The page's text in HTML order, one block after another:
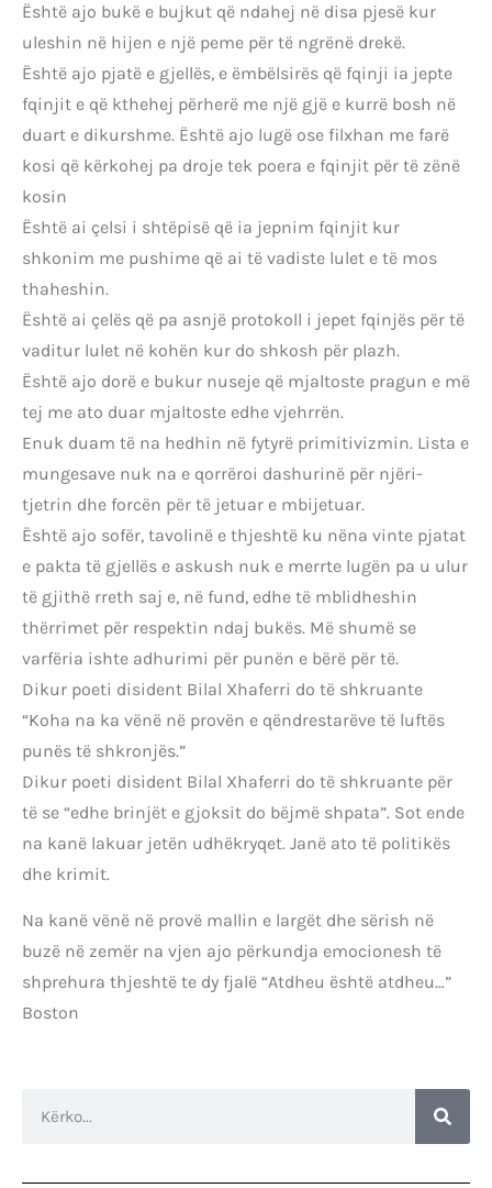
Është ajo bukë e bujkut që ndahej në disa pjesë kur
uleshin në hijen e një peme për të ngrënë drekë.
Është ajo pjatë e gjellës, e ëmbëlsirës që fqinji ia jepte
fqinjit e që kthehej përherë me një gjë e kurrë bosh në
duart e dikurshme. Është ajo lugë ose filxhan me farë
kosi që kërkohej pa droje tek poera e fqinjit për të zënë
kosin
Është ai çelsi i shtëpisë që ia jepnim fqinjit kur
shkonim me pushime që ai të vadiste lulet e të mos
thaheshin.
Është ai çelës që pa asnjë protokoll i jepet fqinjës për të
vaditur lulet në kohën kur do shkosh për plazh.
Është ajo dorë e bukur nuseje që mjaltoste pragun e më
tej me ato duar mjaltoste edhe vjehrrën.
Enuk duam të na hedhin në fytyrë primitivizmin. Lista e
mungesave nuk na e qorrëroi dashurinë për njëri-
tjetrin dhe forcën për të jetuar e mbijetuar.
Është ajo sofër, tavolinë e thjeshtë ku nëna vinte pjatat
e pakta të gjellës e askush nuk e merrte lugën pa u ulur
të gjithë rreth saj e, në fund, edhe të mblidheshin
thërrimet për respektin ndaj bukës. Më shumë se
varfëria ishte adhurimi për punën e bërë për të.
Dikur poeti disident Bilal Xhaferri do të shkruante
“Koha na ka vënë në provën e qëndrestarëve të luftës
punës të shkronjës.”
Dikur poeti disident Bilal Xhaferri do të shkruante për
të se “edhe brinjët e gjoksit do bëjmë shpata”. Sot ende
na kanë lakuar jetën udhëkryqet. Janë ato të politikës
dhe krimit.
Na kanë vënë në provë mallin e largët dhe sërish në
buzë në zemër na vjen ajo përkundja emocionesh të
shprehura thjeshtë te dy fjalë “Atdheu është atdheu…”
Boston